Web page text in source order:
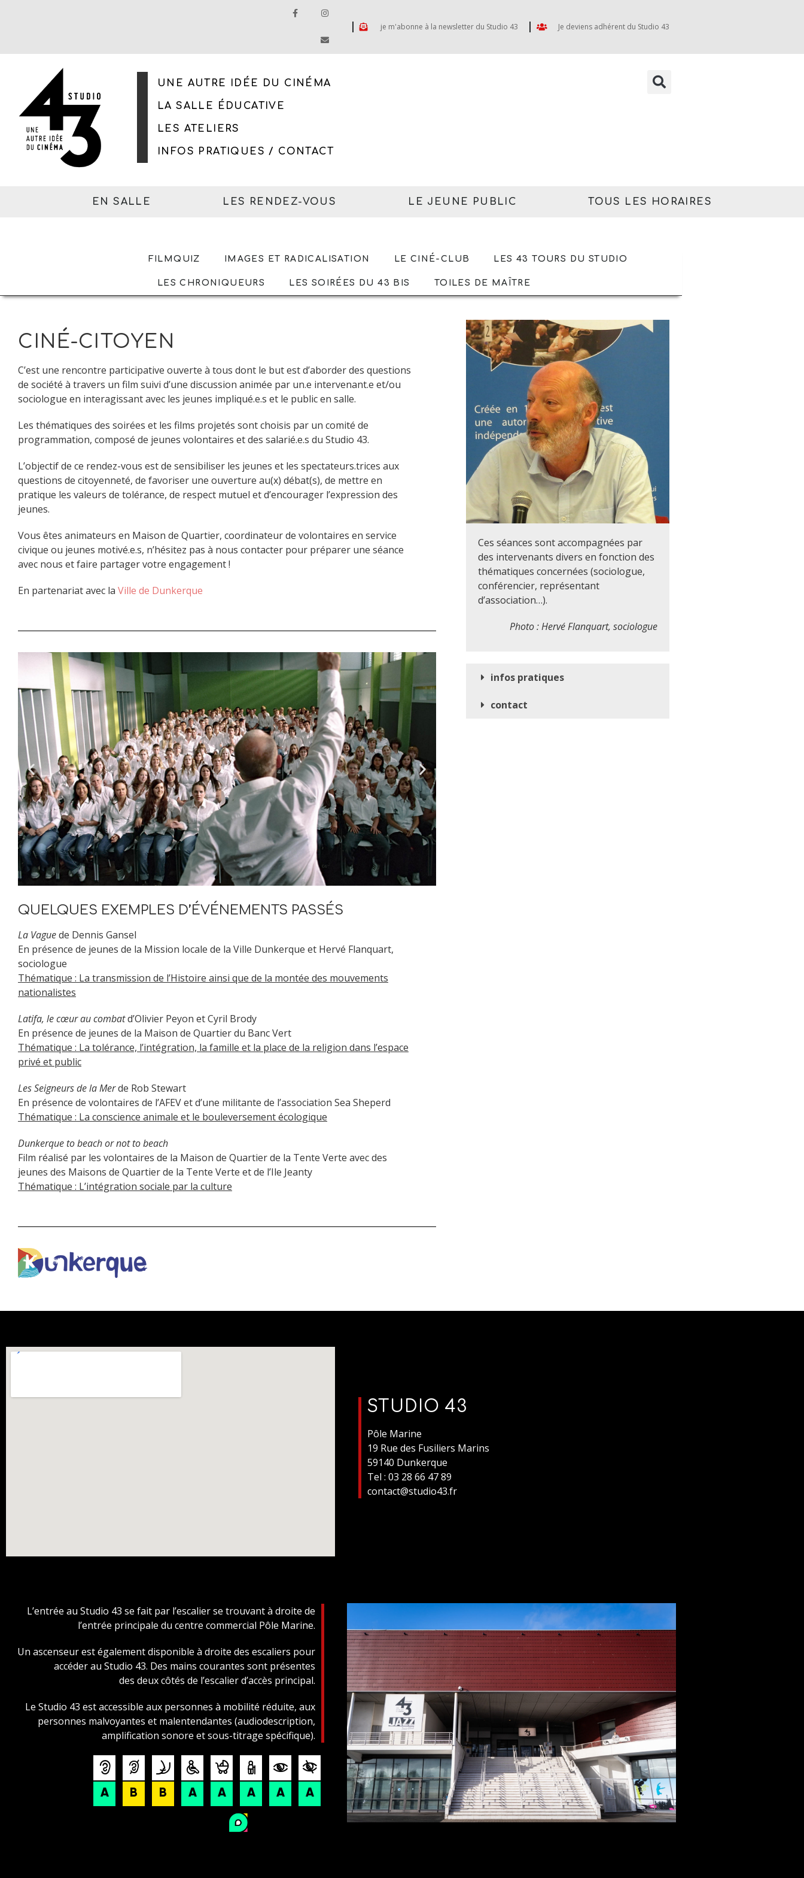
je m'abonne à la newsletter du Studio 43 Je deviens adhérent du Studio 43
UNE AUTRE IDÉE DU CINÉMA
LA SALLE ÉDUCATIVE
LES ATELIERS
INFOS PRATIQUES / CONTACT
EN SALLE LES RENDEZ-VOUS LE JEUNE PUBLIC TOUS LES HORAIRES
FILMQUIZ IMAGES ET RADICALISATION LE CINÉ-CLUB LES 43 TOURS DU STUDIO
LES CHRONIQUEURS LES SOIRÉES DU 43 BIS TOILES DE MAÎTRE
CINÉ-CITOYEN
C’est une rencontre participative ouverte à tous dont le but est d’aborder des questions
de société à travers un film suivi d’une discussion animée par un.e intervenant.e et/ou
sociologue en interagissant avec les jeunes impliqué.e.s et le public en salle.
Les thématiques des soirées et les films projetés sont choisis par un comité de
programmation, composé de jeunes volontaires et des salarié.e.s du Studio 43.
L’objectif de ce rendez-vous est de sensibiliser les jeunes et les spectateurs.trices aux
questions de citoyenneté, de favoriser une ouverture au(x) débat(s), de mettre en
pratique les valeurs de tolérance, de respect mutuel et d’encourager l’expression des
jeunes.
Vous êtes animateurs en Maison de Quartier, coordinateur de volontaires en service
civique ou jeunes motivé.e.s, n’hésitez pas à nous contacter pour préparer une séance
avec nous et faire partager votre engagement !
En partenariat avec la Ville de Dunkerque
QUELQUES EXEMPLES D’ÉVÉNEMENTS PASSÉS
La Vaguede Dennis Gansel
En présence de jeunes de la Mission locale de la Ville Dunkerque et Hervé Flanquart,
sociologue
Thématique : La transmission de l’Histoire ainsi que de la montée des mouvements
nationalistes
Latifa, le cœur au combatd’Olivier Peyon et Cyril Brody
En présence de jeunes de la Maison de Quartier du Banc Vert
Thématique : La tolérance, l’intégration, la famille et la place de la religion dans l’espace
privé et public
Les Seigneurs de la Merde Rob Stewart
En présence de volontaires de l’AFEV et d’une militante de l’association Sea Sheperd
Thématique : La conscience animale et le bouleversement écologique
Dunkerque to beach or not to beach
Film réalisé par les volontaires de la Maison de Quartier de la Tente Verte avec des
jeunes des Maisons de Quartier de la Tente Verte et de l’Ile Jeanty
Thématique : L’intégration sociale par la culture
Ces séances sont accompagnées par
des intervenants divers en fonction des
thématiques concernées (sociologue,
conférencier, représentant
d’association…).
Photo : Hervé Flanquart, sociologue
infos pratiques
contact
STUDIO 43
Pôle Marine
19 Rue des Fusiliers Marins
59140 Dunkerque
Tel : 03 28 66 47 89
contact@studio43.fr
L’entrée au Studio 43 se fait par l’escalier se trouvant à droite de
l’entrée principale du centre commercial Pôle Marine.
Un ascenseur est également disponible à droite des escaliers pour
accéder au Studio 43. Des mains courantes sont présentes
des deux côtés de l’escalier d’accès principal.
Le Studio 43 est accessible aux personnes à mobilité réduite, aux
personnes malvoyantes et malentendantes (audiodescription,
amplification sonore et sous-titrage spécifique).